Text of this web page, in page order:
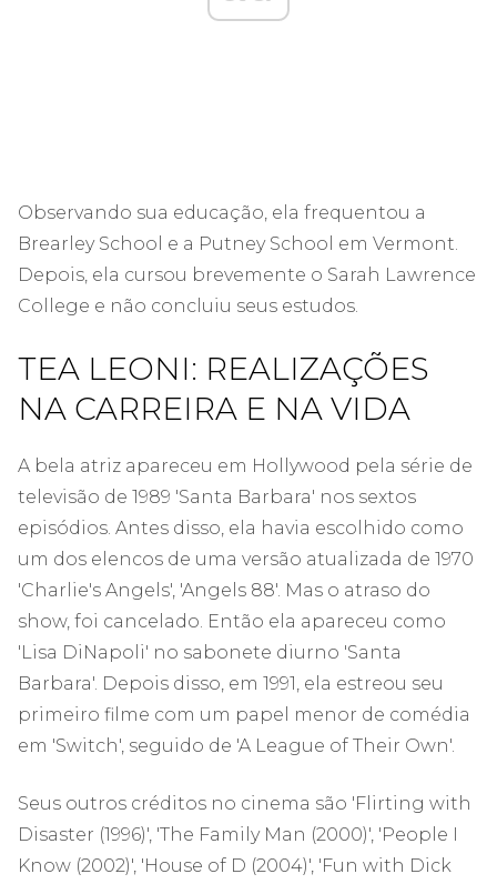
Observando sua educação, ela frequentou a
Brearley School e a Putney School em Vermont.
Depois, ela cursou brevemente o Sarah Lawrence
College e não concluiu seus estudos.
TEA LEONI: REALIZAÇÕES
NA CARREIRA E NA VIDA
A bela atriz apareceu em Hollywood pela série de
televisão de 1989 'Santa Barbara' nos sextos
episódios. Antes disso, ela havia escolhido como
um dos elencos de uma versão atualizada de 1970
'Charlie's Angels', 'Angels 88'. Mas o atraso do
show, foi cancelado. Então ela apareceu como
'Lisa DiNapoli' no sabonete diurno 'Santa
Barbara'. Depois disso, em 1991, ela estreou seu
primeiro filme com um papel menor de comédia
em 'Switch', seguido de 'A League of Their Own'.
Seus outros créditos no cinema são 'Flirting with
Disaster (1996)', 'The Family Man (2000)', 'People I
Know (2002)', 'House of D (2004)', 'Fun with Dick